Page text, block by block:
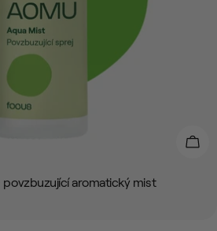
aromatický mist